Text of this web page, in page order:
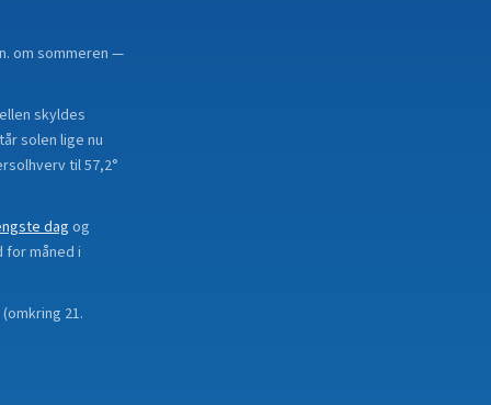
om sommeren —
skyldes
solen lige nu
til 57,2°
dag og
måned i
(omkring 21.